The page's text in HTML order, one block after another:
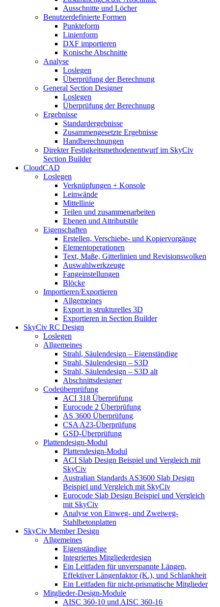
Ausschnitte und Löcher
Benutzerdefinierte Formen
Punkteform
Linienform
DXF importieren
Konische Abschnitte
Analyse
Loslegen
Überprüfung der Berechnung
General Section Designer
Loslegen
Überprüfung der Berechnung
Ergebnisse
Standardergebnisse
Zusammengesetzte Ergebnisse
Handberechnungen
Direkter Festigkeitsmethodenentwurf im SkyCiv
Section Builder
CloudCAD
Loslegen
Verknüpfungen + Konsole
Leinwände
Mittellinie
Teilen und zusammenarbeiten
Ebenen und Attributstile
Eigenschaften
Erstellen, Verschiebe- und Kopiervorgänge
Elementoperationen
Text, Maße, Gitterlinien und Revisionswolken
Auswahlwerkzeuge
Fangeinstellungen
Blöcke
Importieren/Exportieren
Allgemeines
Export in strukturelles 3D
Exportieren in Section Builder
SkyCiv RC Design
Loslegen
Allgemeines
Strahl, Säulendesign – Eigenständige
Strahl, Säulendesign – S3D
Strahl, Säulendesign – S3D alt
Abschnittsdesigner
Codeüberprüfung
ACI 318 Überprüfung
Eurocode 2 Überprüfung
AS 3600 Überprüfung
CSA A23-Überprüfung
GSD-Überprüfung
Plattendesign-Modul
Plattendesign-Modul
ACI Slab Design Beispiel und Vergleich mit
SkyCiv
Australian Standards AS3600 Slab Design
Beispiel und Vergleich mit SkyCiv
Eurocode Slab Design Beispiel und Vergleich
mit SkyCiv
Analyse von Einweg- und Zweiweg-
Stahlbetonplatten
SkyCiv Member Design
Allgemeines
Eigenständige
Integriertes Mitgliederdesign
Ein Leitfaden für unverspannte Längen,
Effektiver Längenfaktor (K.), und Schlankheit
Ein Leitfaden für nicht-prismatische Mitglieder
Mitglieder-Design-Module
AISC 360-10 und AISC 360-16